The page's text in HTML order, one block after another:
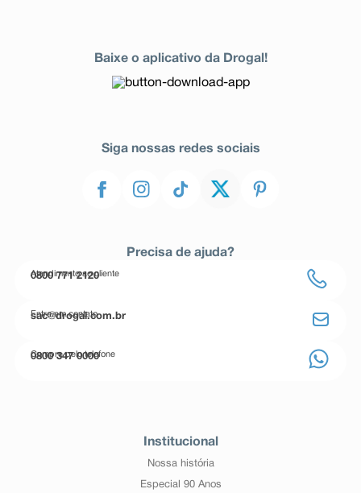
Baixe o aplicativo da Drogal!
Siga nossas redes sociais
Precisa de ajuda?
Atendimento ao cliente
0800 771 2120
Entre em contato
sac@drogal.com.br
Compre pelo telefone
0800 347 0000
Institucional
Nossa história
Especial 90 Anos